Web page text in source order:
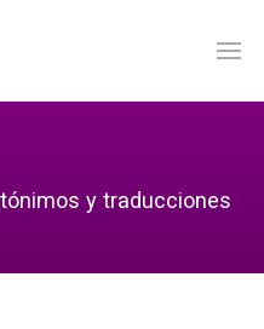
y traducciones